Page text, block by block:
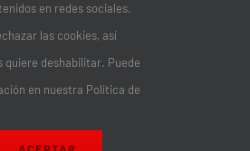
|
en redes sociales.
las cookies, así
quiere deshabilitar. Puede
en nuestra Política de